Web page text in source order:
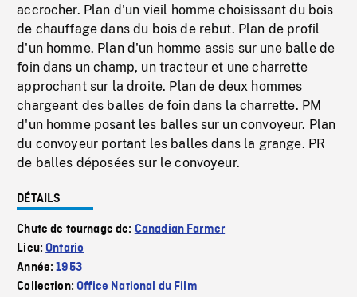
accrocher. Plan d'un vieil homme choisissant du bois
de chauffage dans du bois de rebut. Plan de profil
d'un homme. Plan d'un homme assis sur une balle de
foin dans un champ, un tracteur et une charrette
approchant sur la droite. Plan de deux hommes
chargeant des balles de foin dans la charrette. PM
d'un homme posant les balles sur un convoyeur. Plan
du convoyeur portant les balles dans la grange. PR
de balles déposées sur le convoyeur.
DÉTAILS
Chute de tournage de: Canadian Farmer
Lieu:Ontario
Année:1953
Collection:Office National du Film